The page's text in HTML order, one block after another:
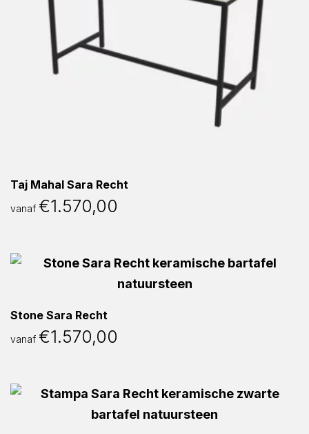
Taj Mahal Sara Recht
vanaf €1.570,00
Stone Sara Recht
vanaf €1.570,00